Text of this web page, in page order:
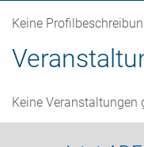
Keine
Keine Veranstaltungen